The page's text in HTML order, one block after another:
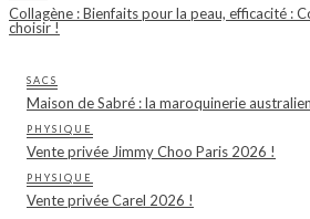
Collagène : Bienfaits pour la peau, efficacité :
choisir !
SACS
Maison de Sabré : la maroquinerie
PHYSIQUE
Vente privée Jimmy Choo Paris 2026 !
PHYSIQUE
Vente privée Carel 2026 !